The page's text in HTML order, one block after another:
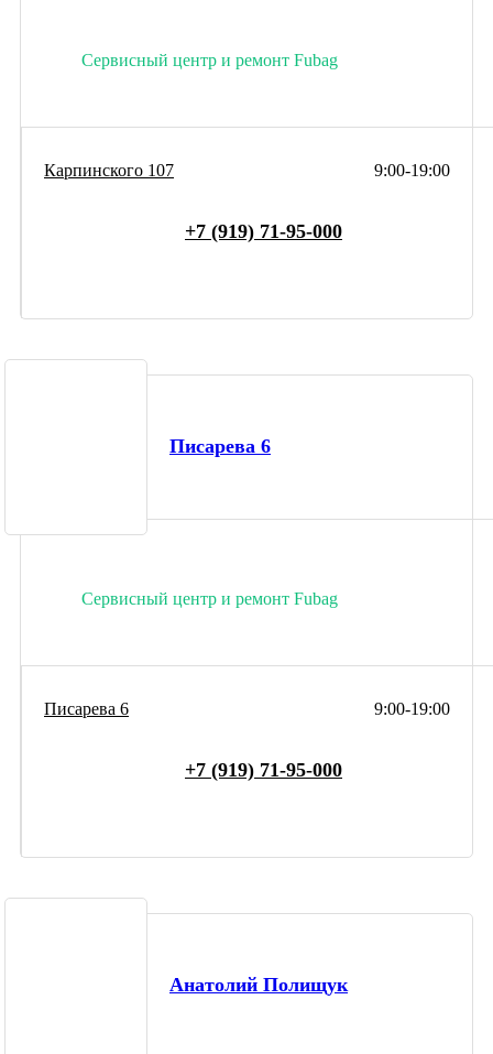
Сервисный центр и ремонт Fubag
9:00-19:00
Карпинского 107
+7 (919) 71-95-000
Писарева 6
Сервисный центр и ремонт Fubag
9:00-19:00
Писарева 6
+7 (919) 71-95-000
Анатолий Полищук